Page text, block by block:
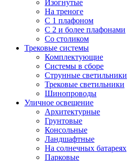
Изогнутые
На треноге
С 1 плафоном
С 2 и более плафонами
Со столиком
Трековые системы
Комплектующие
Системы в сборе
Струнные светильники
Трековые светильники
Шинопроводы
Уличное освещение
Архитектурные
Грунтовые
Консольные
Ландшафтные
На солнечных батареях
Парковые